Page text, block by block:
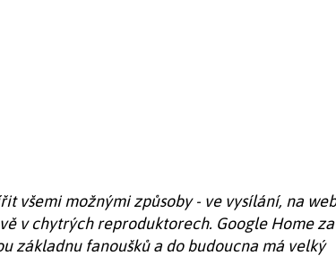
všemi možnými způsoby - ve vysílání, na
v chytrých reproduktorech. Google Home
základnu fanoušků a do budoucna má velký